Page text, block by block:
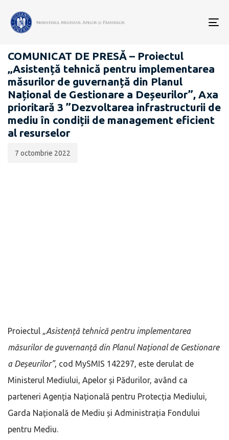
BEI
COMUNICAT DE PRESĂ – Proiectul
„Asistență tehnică pentru implementarea
măsurilor de guvernanță din Planul
Național de Gestionare a Deșeurilor”, Axa
prioritară 3 ”Dezvoltarea infrastructurii de
mediu în condiții de management eficient
al resurselor
publicării:
7 octombrie 2022
Proiectul „Asistență tehnică pentru implementarea
măsurilor de guvernanță din Planul Național de Gestionare
a Deșeurilor”, cod MySMIS 142297, este derulat de
Ministerul Mediului, Apelor și Pădurilor, având ca
parteneri Agenția Națională pentru Protecția Mediului,
Garda Națională de Mediu și Administrația Fondului
pentru Mediu.